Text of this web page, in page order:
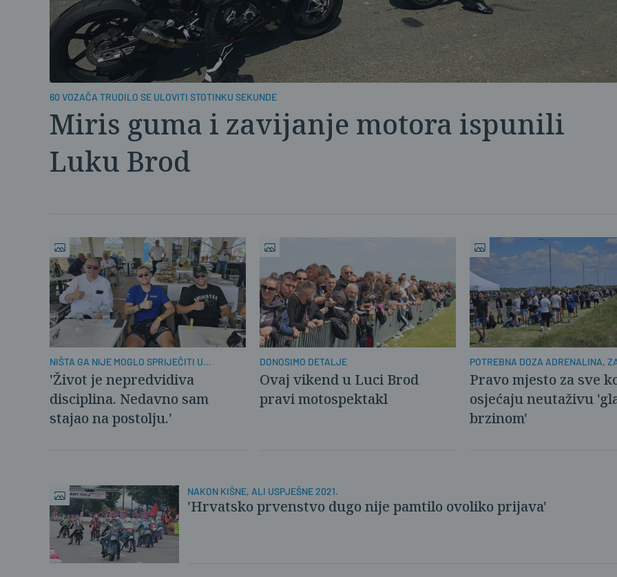
60 VOZAČA TRUDILO SE ULOVITI STOTINKU SEKUNDE
Miris guma i zavijanje motora ispunili
Luku Brod
NIŠTA GA NIJE MOGLO SPRIJEČITI U
DOLASKU:
'Život je nepredvidiva
disciplina. Nedavno sam
stajao na postolju.'
DONOSIMO DETALJE
Ovaj vikend u Luci Brod
pravi motospektakl
POTREBNA DOZA ADRENALINA,
DOBROG SHOWA
Pravo mjesto za sve
osjećaju neutaživu
brzinom'
NAKON KIŠNE, ALI USPJEŠNE 2021.
'Hrvatsko prvenstvo dugo nije pamtilo ovoliko prijava'